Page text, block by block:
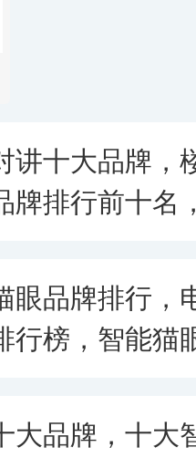
讲十大品牌，
牌排行前十名
眼品牌排行，
行榜，智能猫
大品牌，十大